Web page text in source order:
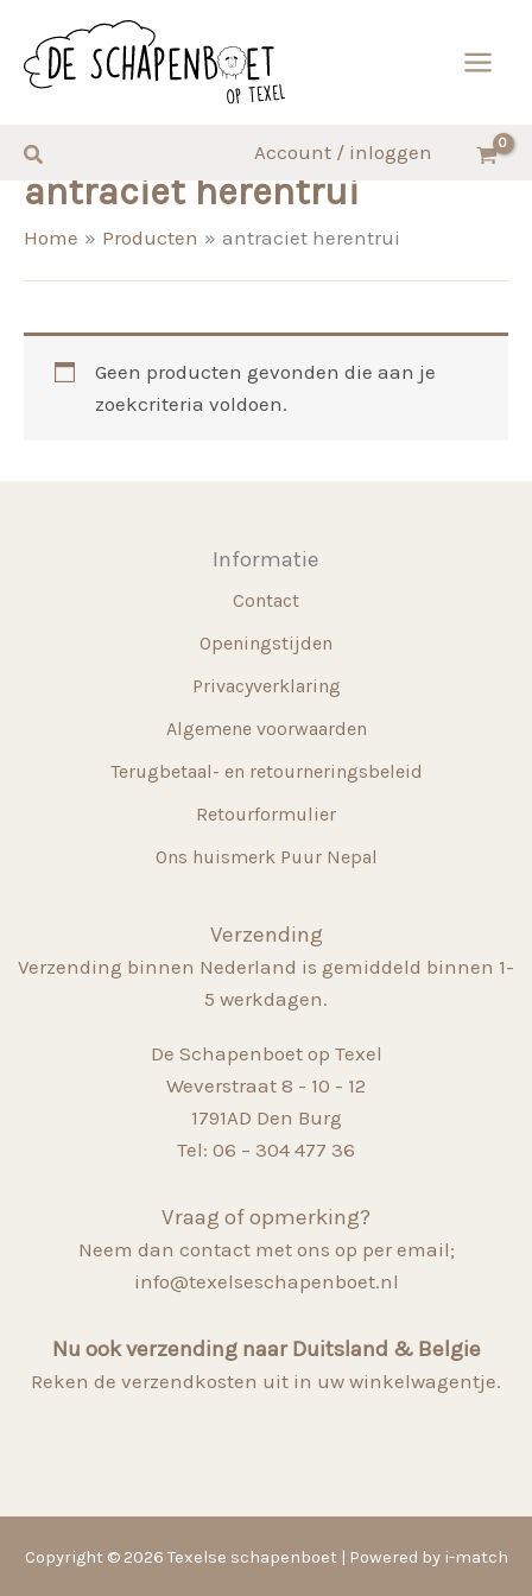
naar
Zoeken Account / inloggen
antraciet herentrui
Home Producten antraciet herentrui
Geen producten gevonden die aan je
zoekcriteria voldoen.
Informatie
Contact
Openingstijden
Privacyverklaring
Algemene voorwaarden
Terugbetaal- en retourneringsbeleid
Retourformulier
Ons huismerk Puur Nepal
Verzending
Verzending binnen Nederland is gemiddeld binnen 1-
5 werkdagen.
De Schapenboet op Texel
Weverstraat 8 - 10 - 12
1791AD Den Burg
Tel: 06 – 304 477 36
Vraag of opmerking?
Neem dan contact met ons op per email;
info@texelseschapenboet.nl
Nu ook verzending naar Duitsland & Belgie
Reken de verzendkosten uit in uw winkelwagentje.
Copyright © 2026 Texelse schapenboet | Powered by i-match